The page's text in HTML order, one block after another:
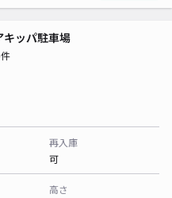
ッパ駐車場
再入庫
可
高さ